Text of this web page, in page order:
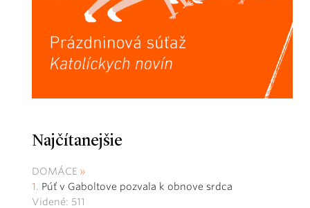
Najčítanejšie
DOMÁCE
Púť v Gaboltove pozvala k obnove srdca
Videné: 511